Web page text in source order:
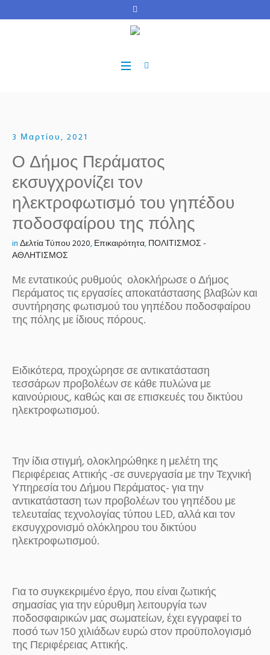
3 Μαρτίου, 2021
Ο Δήμος Περάματος
εκσυγχρονίζει τον
ηλεκτροφωτισμό του γηπέδου
ποδοσφαίρου της πόλης
inΔελτία Τύπου 2020,Επικαιρότητα,ΠΟΛΙΤΙΣΜΟΣ -
ΑΘΛΗΤΙΣΜΟΣ
Με εντατικούς ρυθμούς ολοκλήρωσε ο Δήμος
Περάματος τις εργασίες αποκατάστασης βλαβών και
συντήρησης φωτισμού του γηπέδου ποδοσφαίρου
της πόλης με ίδιους πόρους.
Ειδικότερα, προχώρησε σε αντικατάσταση
τεσσάρων προβολέων σε κάθε πυλώνα με
καινούριους, καθώς και σε επισκευές του δικτύου
ηλεκτροφωτισμού.
Την ίδια στιγμή, ολοκληρώθηκε η μελέτη της
Περιφέρειας Αττικής -σε συνεργασία με την Τεχνική
Υπηρεσία του Δήμου Περάματος- για την
αντικατάσταση των προβολέων του γηπέδου με
τελευταίας τεχνολογίας τύπου LED, αλλά και τον
εκσυγχρονισμό ολόκληρου του δικτύου
ηλεκτροφωτισμού.
Για το συγκεκριμένο έργο, που είναι ζωτικής
σημασίας για την εύρυθμη λειτουργία των
ποδοσφαιρικών μας σωματείων, έχει εγγραφεί το
ποσό των 150 χιλιάδων ευρώ στον προϋπολογισμό
της Περιφέρειας Αττικής.